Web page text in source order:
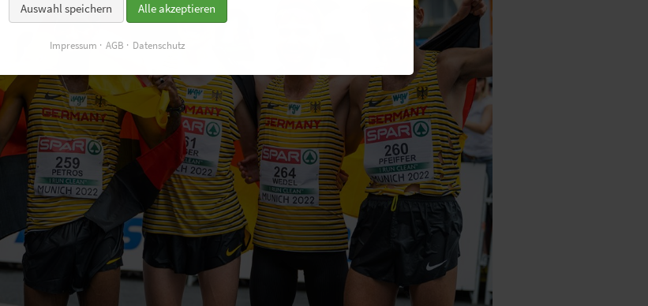
Auswahl speichern Alle akzeptieren
Impressum AGB Datenschutz